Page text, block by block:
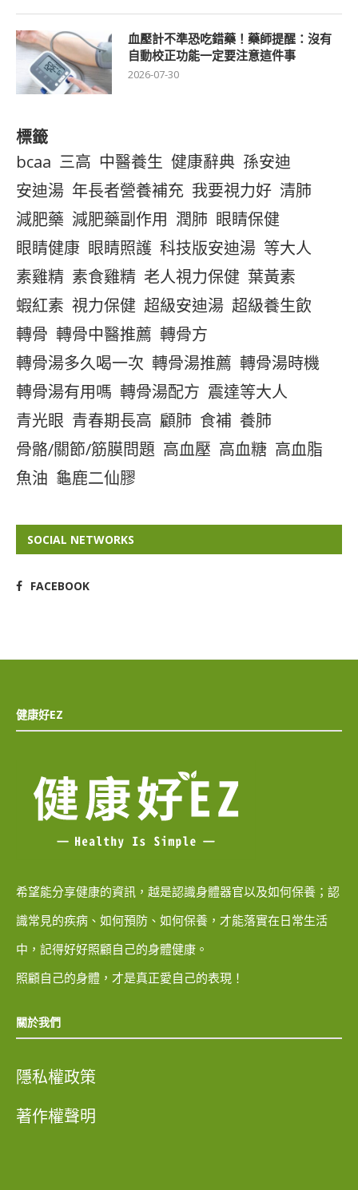
血壓計不準恐吃錯藥！藥師提醒：沒有
自動校正功能一定要注意這件事
2026-07-30
標籤
bcaa 三高 中醫養生 健康辭典 孫安迪
安迪湯 年長者營養補充 我要視力好 清肺
減肥藥 減肥藥副作用 潤肺 眼睛保健
眼睛健康 眼睛照護 科技版安迪湯 等大人
素雞精 素食雞精 老人視力保健 葉黃素
蝦紅素 視力保健 超級安迪湯 超級養生飲
轉骨 轉骨中醫推薦 轉骨方
轉骨湯多久喝一次 轉骨湯推薦 轉骨湯時機
轉骨湯有用嗎 轉骨湯配方 震達等大人
青光眼 青春期長高 顧肺 食補 養肺
骨骼/關節/筋膜問題 高血壓 高血糖 高血脂
魚油 龜鹿二仙膠
SOCIAL NETWORKS
FACEBOOK
健康好EZ
希望能分享健康的資訊，越是認識身體器官以及如何保養；認
識常見的疾病、如何預防、如何保養，才能落實在日常生活
中，記得好好照顧自己的身體健康。
照顧自己的身體，才是真正愛自己的表現！
關於我們
隱私權政策
著作權聲明